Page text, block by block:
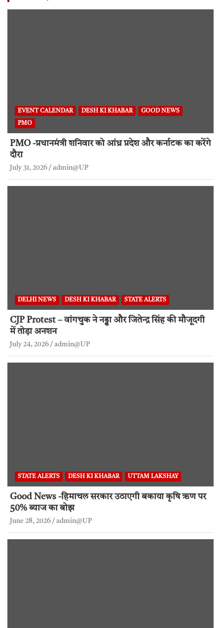
EVENT CALENDAR DESH KI KHABAR GOOD NEWS
PMO
PMO -प्रधानमंत्री शनिवार को आंध्र प्रदेश और कर्नाटक का करेंगे
दौरा
July 31, 2026 admin@UP
DELHI NEWS DESH KI KHABAR STATE ALERTS
CJP Protest – वांगचुक ने नड्डा और जितेन्द्र सिंह की मौजूदगी
में तोड़ा अनशन
July 24, 2026 admin@UP
STATE ALERTS DESH KI KHABAR UTTAM LAKSHAY
Good News -हिमाचल सरकार उठाएगी बकाया कृषि ऋण पर
50% ब्याज का बोझ
June 28, 2026 admin@UP